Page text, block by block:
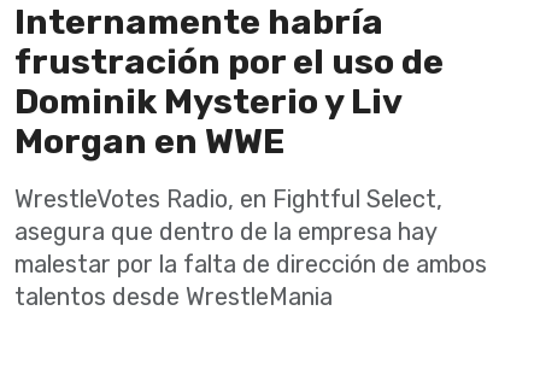
Internamente habría
frustración por el uso de
Dominik Mysterio y Liv
Morgan en WWE
WrestleVotes Radio, en Fightful Select,
asegura que dentro de la empresa hay
malestar por la falta de dirección de ambos
talentos desde WrestleMania